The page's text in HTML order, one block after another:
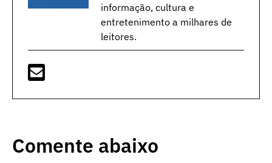
informação, cultura e
entretenimento a milhares de
leitores.
Comente abaixo